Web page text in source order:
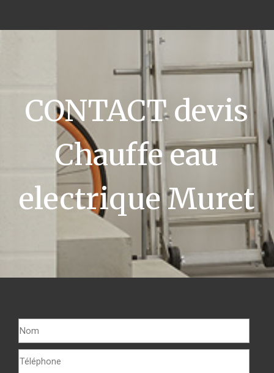
CONTACT devis
Chauffe eau
electrique Muret